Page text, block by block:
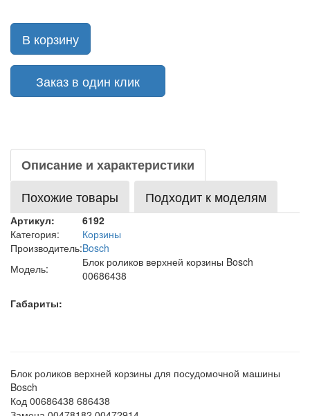
В корзину
Заказ в один клик
Описание и характеристики
Похожие товары
Подходит к моделям
Артикул:
6192
Категория:
Корзины
Производитель:Bosch
Модель:
Блок роликов верхней корзины Bosch
00686438
Габариты:
Блок роликов верхней корзины для посудомочной машины
Bosch
Код 00686438 686438